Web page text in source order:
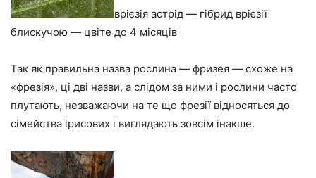
врієзія астрід — гібрид врієзії
блискучою — цвіте до 4 місяців
Так як правильна назва рослина — фризея — схоже на
«фрезія», ці дві назви, а слідом за ними і рослини часто
плутають, незважаючи на те що фрезії відносяться до
сімейства ірисових і виглядають зовсім інакше.